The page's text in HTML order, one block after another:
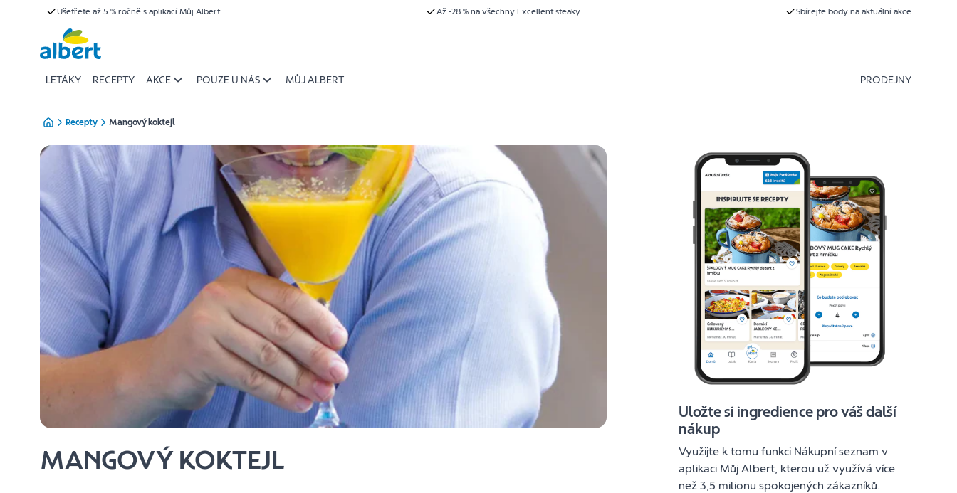
Ušetřete až 5 % ročně s aplikací Můj Albert Až -28 % na všechny Excellent steaky Sbírejte body na aktuální akce
LETÁKY RECEPTY AKCE POUZE U NÁS MŮJ ALBERT PRODEJNY
Recepty Mangový koktejl
MANGOVÝ KOKTEJL
Uložte si ingredience pro váš další
nákup
Využijte k tomu funkci Nákupní seznam v
aplikaci Můj Albert, kterou už využívá více
než 3,5 milionu spokojených zákazníků.